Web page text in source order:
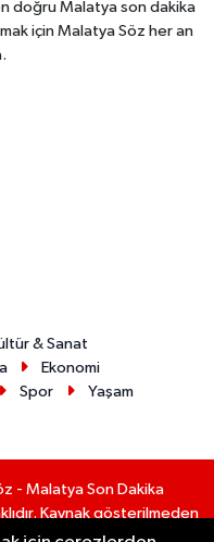
doğru Malatya son dakika
için Malatya Söz her an
& Sanat
Ekonomi
Spor Yaşam
- Malatya Son Dakika
Kaynak gösterilmeden